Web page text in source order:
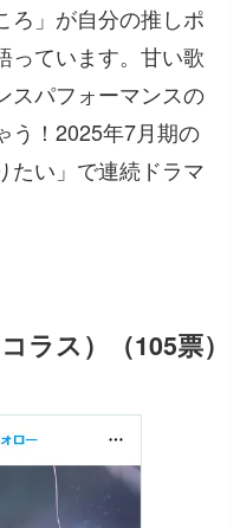
ろ」が自分の推しポ
っています。甘い歌
スパフォーマンスの
う！2025年7月期の
たい」で連続ドラマ
ラス）（105票）